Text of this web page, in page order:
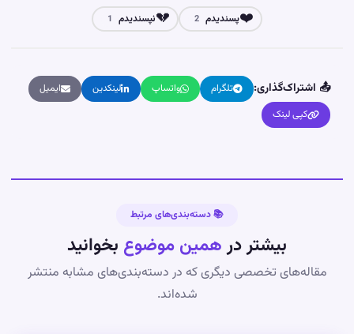
❤️پسندیدم 2
💔نپسندیدم 1
📤 اشتراک‌گذاری: تلگرام واتساپ لینکدین
ایمیل
کپی لینک
📚 دسته‌بندی‌های مرتبط
بیشتر درهمین موضوع بخوانید
مقاله‌های تخصصی دیگری که در دسته‌بندی‌های مشابه منتشر
شده‌اند.